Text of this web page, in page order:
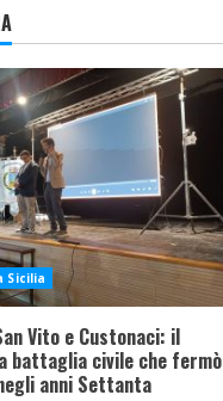
Sicilia
Vito e Custonaci: il
battaglia civile che fermò
anni Settanta